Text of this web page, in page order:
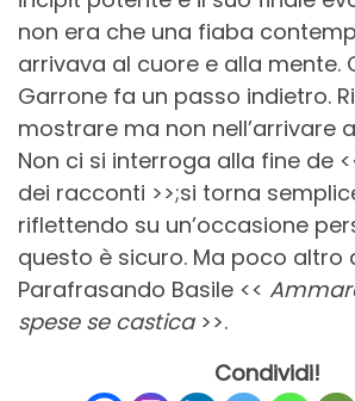
non era che una fiaba
arrivava al cuore e alla mente.
Garrone fa un passo indietro.
mostrare ma non nell’arrivare
Non ci si interroga alla fine de
dei racconti >>;si torna
riflettendo su un’occasione
questo è sicuro. Ma poco altro
Parafrasando Basile <<
spese se castica >>.
Condividi!